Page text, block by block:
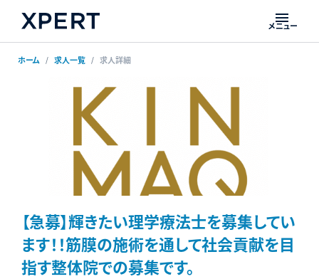
メニュー
ホーム 求人一覧 求人詳細
【急募】輝きたい理学療法士を募集してい
ます！！筋膜の施術を通して社会貢献を目
指す整体院での募集です。